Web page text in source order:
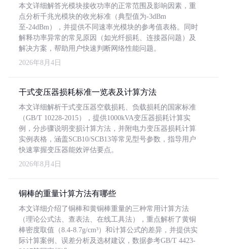
本文详细解答光模块接收功率的正常范围及影响因素，重
点分析千兆光模块的收光标准（典型值为-3dBm
至-24dBm），并提供不同速率光模块的参考值表格。同时
解释功率异常的常见原因（如光纤损耗、连接器问题）及
解决方案，帮助用户快速判断网络性能问题。
2026年8月4日
干式变压器损耗标准一览表及计算方法
本文详细解析干式变压器空载损耗、负载损耗的国家标准
（GB/T 10228-2015），提供1000kVA变压器损耗计算实
例，分步骤说明变损计算方法，并附电力变压器损耗计算
实例表格，涵盖SCB10/SCB13等常见型号参数，指导用户
快速掌握变压器能效评估要点。
2026年8月4日
铜棒的重量计算方法有哪些
本文详细介绍了铜棒和黄铜棒重量的三种常用计算方法
（理论公式法、查表法、在线工具法），重点解析了黄铜
棒密度取值（8.4-8.7g/cm³）和计算公式的差异，并提供实
际计算案例、误差分析及选材建议，数据参考GB/T 4423-